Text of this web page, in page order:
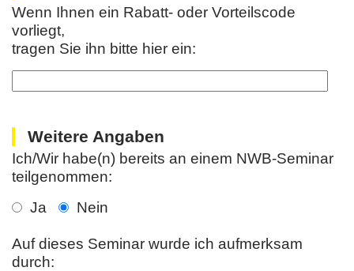
Wenn Ihnen ein Rabatt- oder Vorteilscode
vorliegt,
tragen Sie ihn bitte hier ein:
Weitere Angaben
Ich/Wir habe(n) bereits an einem NWB-Seminar
teilgenommen:
Ja
Nein
Auf dieses Seminar wurde ich aufmerksam
durch: